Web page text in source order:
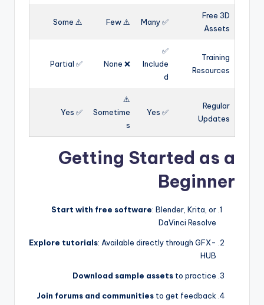
Free 3D
Assets
✅ Many
⚠️ Few
⚠️ Some
Training
Resources
✅
Include
d
❌ None
✅ Partial
Regular
Updates
✅ Yes
⚠️
Sometime
s
✅ Yes
Getting Started as a
Beginner
Start with free software: Blender, Krita, or
DaVinci Resolve
Explore tutorials: Available directly through GFX-
HUB
Download sample assets to practice
Join forums and communities to get feedback